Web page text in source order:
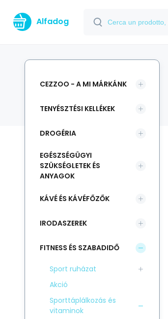
Alfadog
CEZZOO - A MI MÁRKÁNK
TENYÉSZTÉSI KELLÉKEK
DROGÉRIA
EGÉSZSÉGÜGYI
SZÜKSÉGLETEK ÉS
ANYAGOK
KÁVÉ ÉS KÁVÉFŐZŐK
IRODASZEREK
FITNESS ÉS SZABADIDŐ
Sport ruházat
Akció
Sporttáplálkozás és
vitaminok